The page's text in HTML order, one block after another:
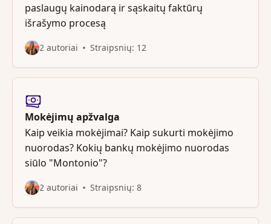
paslaugų kainodarą ir sąskaitų faktūrų
išrašymo procesą
2 autoriai Straipsnių: 12
Mokėjimų apžvalga
Kaip veikia mokėjimai? Kaip sukurti mokėjimo
nuorodas? Kokių bankų mokėjimo nuorodas
siūlo "Montonio"?
2 autoriai Straipsnių: 8